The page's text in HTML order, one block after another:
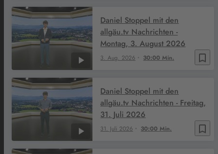
bookmark_border
3. Aug. 2026 30:00 Min.
Daniel Stoppel mit den
allgäu.tv Nachrichten -
Montag, 3. August 2026
bookmark_border
31. Juli 2026 30:00 Min.
Daniel Stoppel mit den
allgäu.tv Nachrichten - Freitag,
31. Juli 2026